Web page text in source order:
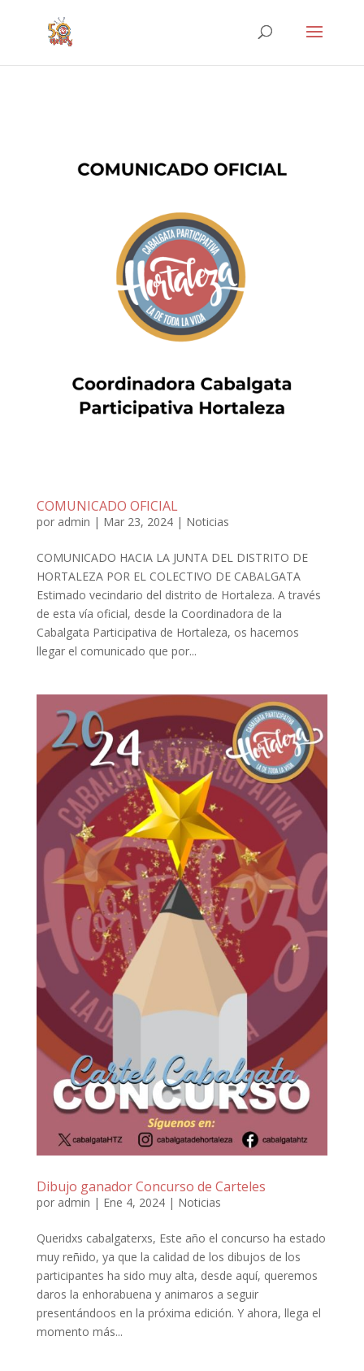
COMUNICADO OFICIAL
por admin | Mar 23, 2024| Noticias
COMUNICADO HACIA LA JUNTA DEL DISTRITO DE
HORTALEZA POR EL COLECTIVO DE CABALGATA
Estimado vecindario del distrito de Hortaleza. A través
de esta vía oficial, desde la Coordinadora de la
Cabalgata Participativa de Hortaleza, os hacemos
llegar el comunicado que por...
Dibujo ganador Concurso de Carteles
por admin | Ene 4, 2024| Noticias
Queridxs cabalgaterxs, Este año el concurso ha estado
muy reñido, ya que la calidad de los dibujos de los
participantes ha sido muy alta, desde aquí, queremos
daros la enhorabuena y animaros a seguir
presentándoos en la próxima edición. Y ahora, llega el
momento más...